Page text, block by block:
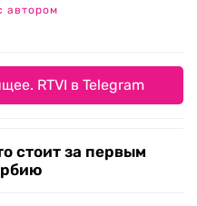
автором
RTVI в Telegram
стоит за первым